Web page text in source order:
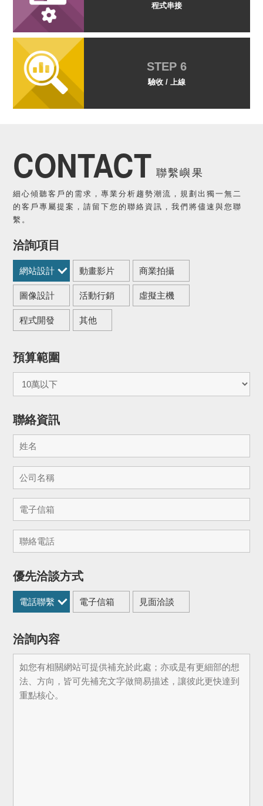
程式串接
STEP 6
驗收 / 上線
CONTACT 聯繫嶼果
細心傾聽客戶的需求，專業分析趨勢潮流，規劃出獨一無二
的客戶專屬提案，請留下您的聯絡資訊，我們將儘速與您聯
繫。
洽詢項目
網站設計 動畫影片 商業拍攝
圖像設計 活動行銷 虛擬主機
程式開發 其他
預算範圍
聯絡資訊
優先洽談方式
電話聯繫 電子信箱 見面洽談
洽詢內容